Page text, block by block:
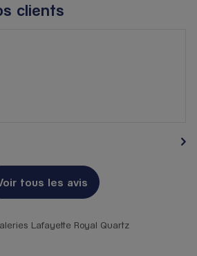
clients
tous les avis
Lafayette Royal Quartz